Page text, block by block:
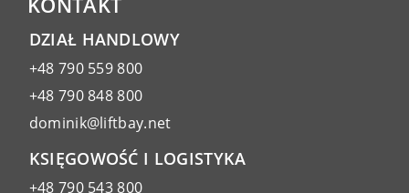
DZIAŁ HANDLOWY
+48 790 559 800
+48 790 848 800
dominik@liftbay.net
KSIĘGOWOŚĆ I LOGISTYKA
+48 790 543 800